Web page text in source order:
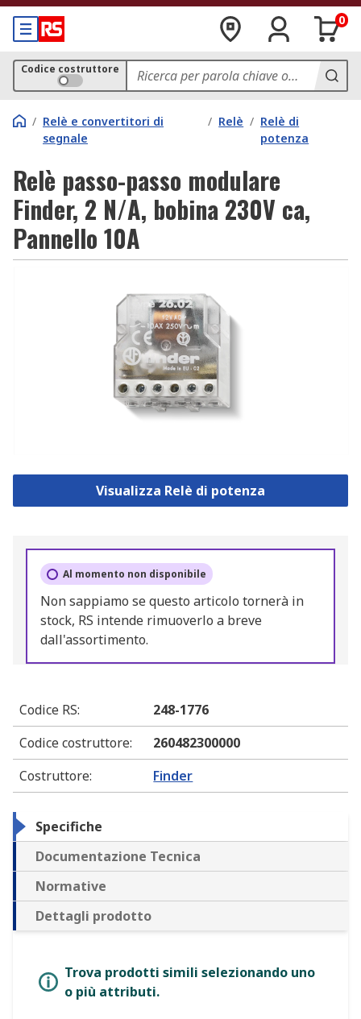
0
Codice costruttore
/ Relè e convertitori di
segnale
/ Relè / Relè di
potenza
Relè passo-passo modulare
Finder, 2 N/A, bobina 230V ca,
Pannello 10A
Visualizza Relè di potenza
Al momento non disponibile
Non sappiamo se questo articolo tornerà in
stock, RS intende rimuoverlo a breve
dall'assortimento.
Codice RS:
248-1776
Codice costruttore:
260482300000
Costruttore: Finder
Specifiche
Documentazione Tecnica
Normative
Dettagli prodotto
Trova prodotti simili selezionando uno
o più attributi.